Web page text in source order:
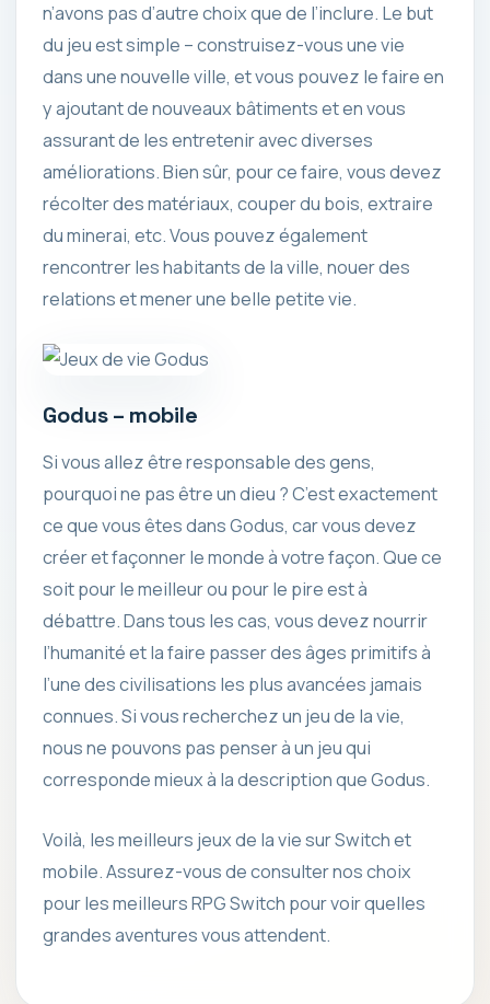
n’avons pas d’autre choix que de l’inclure. Le but
du jeu est simple – construisez-vous une vie
dans une nouvelle ville, et vous pouvez le faire en
y ajoutant de nouveaux bâtiments et en vous
assurant de les entretenir avec diverses
améliorations. Bien sûr, pour ce faire, vous devez
récolter des matériaux, couper du bois, extraire
du minerai, etc. Vous pouvez également
rencontrer les habitants de la ville, nouer des
relations et mener une belle petite vie.
Godus – mobile
Si vous allez être responsable des gens,
pourquoi ne pas être un dieu ? C’est exactement
ce que vous êtes dans Godus, car vous devez
créer et façonner le monde à votre façon. Que ce
soit pour le meilleur ou pour le pire est à
débattre. Dans tous les cas, vous devez nourrir
l’humanité et la faire passer des âges primitifs à
l’une des civilisations les plus avancées jamais
connues. Si vous recherchez un jeu de la vie,
nous ne pouvons pas penser à un jeu qui
corresponde mieux à la description que Godus.
Voilà, les meilleurs jeux de la vie sur Switch et
mobile. Assurez-vous de consulter nos choix
pour les meilleurs RPG Switch pour voir quelles
grandes aventures vous attendent.